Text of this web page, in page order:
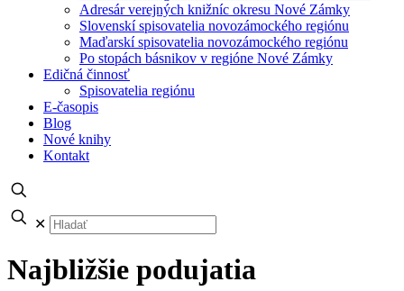
Adresár verejných knižníc okresu Nové Zámky
Slovenskí spisovatelia novozámockého regiónu
Maďarskí spisovatelia novozámockého regiónu
Po stopách básnikov v regióne Nové Zámky
Edičná činnosť
Spisovatelia regiónu
E-časopis
Blog
Nové knihy
Kontakt
✕
Najbližšie podujatia